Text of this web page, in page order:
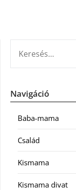
Navigáció
Baba-mama
Család
Kismama
Kismama divat